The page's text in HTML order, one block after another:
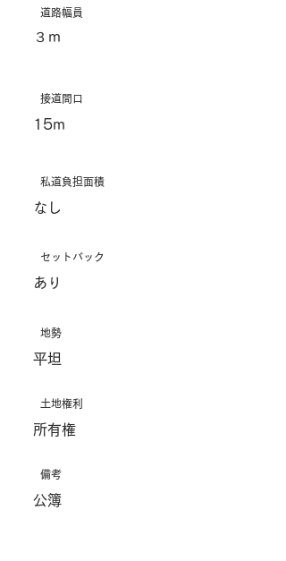
道路幅員
３ｍ
接道間口
15m
私道負担面積
なし
セットバック
あり
地勢
平坦
土地権利
所有権
​備考
公簿